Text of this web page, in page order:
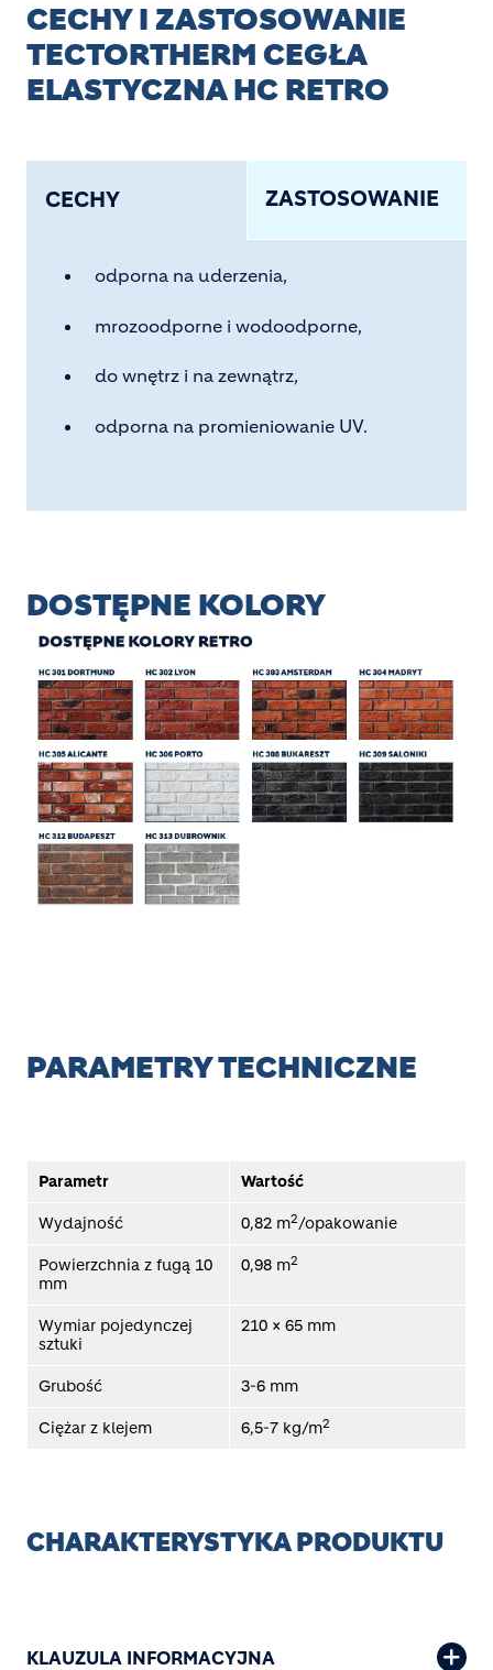
CECHY I ZASTOSOWANIE
TECTORTHERM CEGŁA
ELASTYCZNA HC RETRO
CECHY ZASTOSOWANIE
odporna na uderzenia,
mrozoodporne i wodoodporne,
do wnętrz i na zewnątrz,
odporna na promieniowanie UV.
DOSTĘPNE KOLORY
Image
PARAMETRY TECHNICZNE
Parametr Wartość
Wydajność 0,82 m2/opakowanie
Powierzchnia z fugą 10
mm
0,98 m2
Wymiar pojedynczej
sztuki
210 × 65 mm
Grubość 3-6 mm
Ciężar z klejem 6,5-7 kg/m2
CHARAKTERYSTYKA PRODUKTU
KLAUZULA INFORMACYJNA